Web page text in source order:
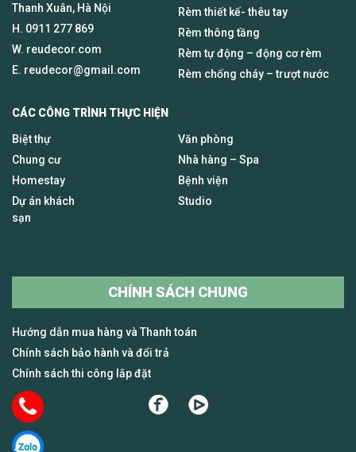
Thanh Xuân, Hà Nội
H. 0911 277 869
W. reudecor.com
E. reudecor@gmail.com
Rèm thiết kế- thêu tay
Rèm thông tầng
Rèm tự động – động cơ rèm
Rèm chống cháy – trượt nước
CÁC CÔNG TRÌNH THỰC HIỆN
Biệt thự
Chung cư
Homestay
Dự án khách
sạn
Văn phòng
Nhà hàng – Spa
Bệnh viện
Studio
CHÍNH SÁCH CHUNG
Hướng dẫn mua hàng và Thanh toán
Chính sách bảo hành và đổi trả
Chính sách thi công lắp đặt